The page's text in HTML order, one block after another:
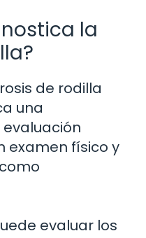
la
de rodilla
una
examen físico y
evaluar los